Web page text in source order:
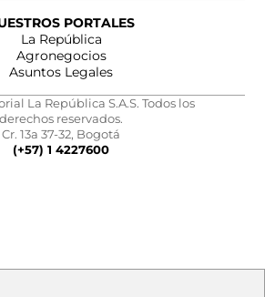
PORTALES
La República
Agronegocios
Asuntos Legales
La República S.A.S. Todos los
derechos reservados.
Cr. 13a 37-32, Bogotá
(+57) 1 4227600